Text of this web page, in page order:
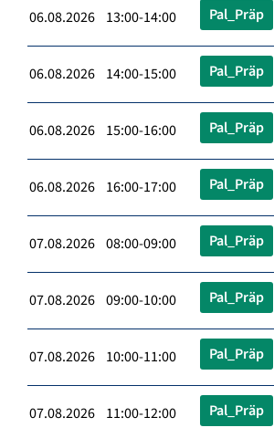
06.08.2026 13:00-14:00 Pal_Präp
06.08.2026 14:00-15:00 Pal_Präp
06.08.2026 15:00-16:00 Pal_Präp
06.08.2026 16:00-17:00 Pal_Präp
07.08.2026 08:00-09:00 Pal_Präp
07.08.2026 09:00-10:00 Pal_Präp
07.08.2026 10:00-11:00 Pal_Präp
07.08.2026 11:00-12:00 Pal_Präp